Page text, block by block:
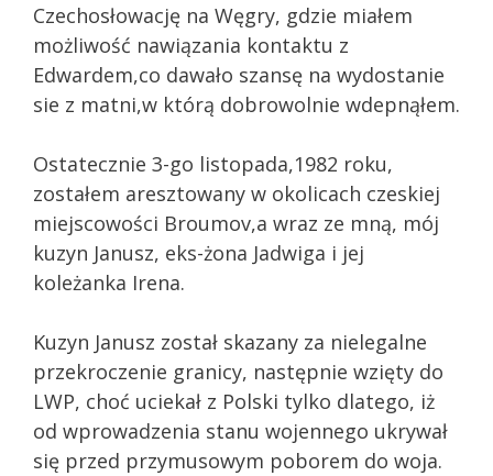
Czechosłowację na Węgry, gdzie miałem
możliwość nawiązania kontaktu z
Edwardem,co dawało szansę na wydostanie
sie z matni,w którą dobrowolnie wdepnąłem.
Ostatecznie 3-go listopada,1982 roku,
zostałem aresztowany w okolicach czeskiej
miejscowości Broumov,a wraz ze mną, mój
kuzyn Janusz, eks-żona Jadwiga i jej
koleżanka Irena.
Kuzyn Janusz został skazany za nielegalne
przekroczenie granicy, następnie wzięty do
LWP, choć uciekał z Polski tylko dlatego, iż
od wprowadzenia stanu wojennego ukrywał
się przed przymusowym poborem do woja.